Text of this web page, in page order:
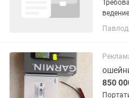
Требования: -
речь; -
уровне
850